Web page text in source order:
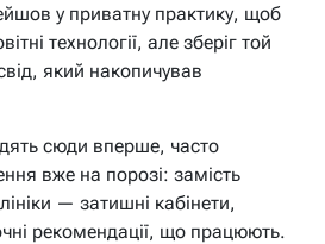
у приватну практику, щоб
технології, але зберіг той
який накопичував
сюди вперше, часто
вже на порозі: замість
— затишні кабінети,
рекомендації, що працюють.